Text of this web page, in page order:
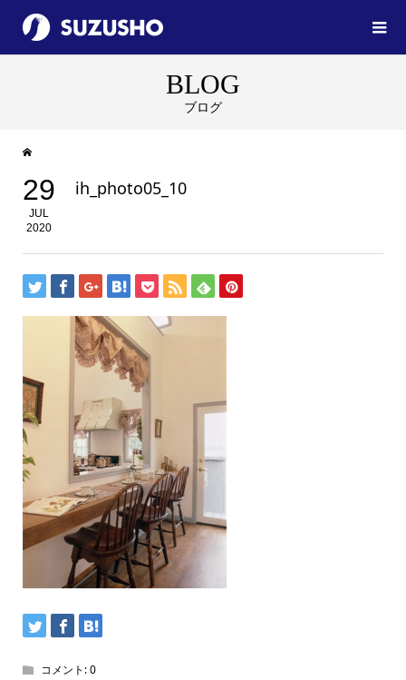
BLOG
ブログ
29
JUL
2020
ih_photo05_10
コメント:0